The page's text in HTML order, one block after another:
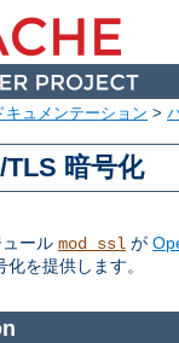
キュメンテーション >
暗号化
ール mod_ssl が
を提供します。